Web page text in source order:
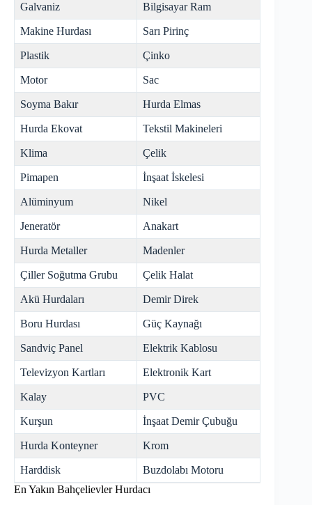
Galvaniz Bilgisayar Ram
Makine Hurdası Sarı Pirinç
Plastik Çinko
Motor Sac
Soyma Bakır Hurda Elmas
Hurda Ekovat Tekstil Makineleri
Klima Çelik
Pimapen İnşaat İskelesi
Alüminyum Nikel
Jeneratör Anakart
Hurda Metaller Madenler
Çiller Soğutma Grubu Çelik Halat
Akü Hurdaları Demir Direk
Boru Hurdası Güç Kaynağı
Sandviç Panel Elektrik Kablosu
Televizyon Kartları Elektronik Kart
Kalay PVC
Kurşun İnşaat Demir Çubuğu
Hurda Konteyner Krom
Harddisk
Buzdolabı Motoru
En Yakın Bahçelievler Hurdacı